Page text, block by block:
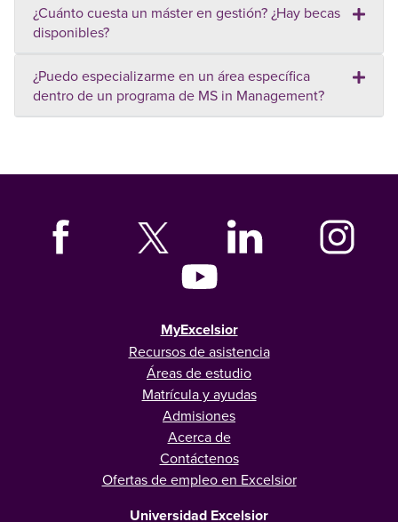
¿Cuánto cuesta un máster en gestión? ¿Hay becas
disponibles?
¿Puedo especializarme en un área específica
dentro de un programa de MS in Management?
MyExcelsior
Recursos de asistencia
Áreas de estudio
Matrícula y ayudas
Admisiones
Acerca de
Contáctenos
Ofertas de empleo en Excelsior
Universidad Excelsior